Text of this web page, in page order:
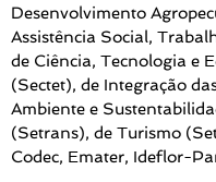
Desenvolvimento
Assistência Social,
de Ciência, Tecnologia e
(Sectet), de Integração
Ambiente e
(Setrans), de Turismo
Codec, Emater, Ideflor-